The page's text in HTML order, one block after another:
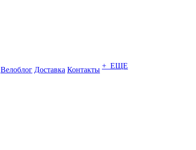
Велоблог Доставка Контакты + ЕЩЕ